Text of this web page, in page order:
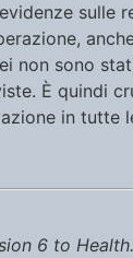
sulle
non sono
È quindi
in tutte
6 to